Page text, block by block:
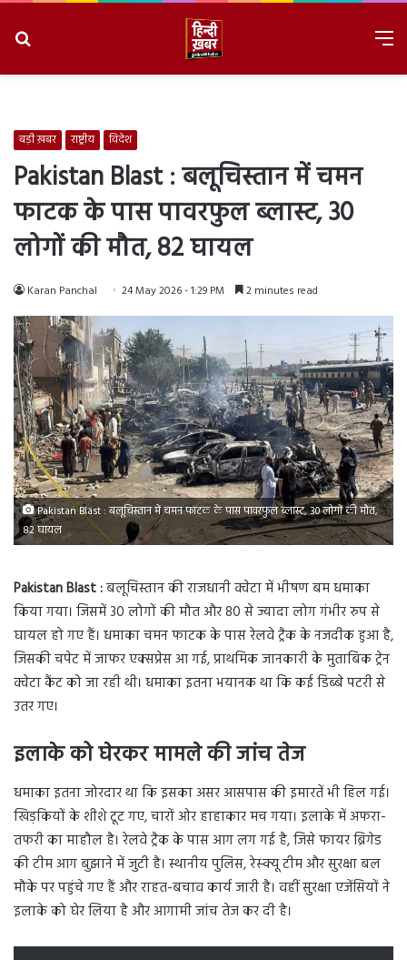
बड़ी ख़बर राष्ट्रीय विदेश
Pakistan Blast : बलूचिस्तान में चमन
फाटक के पास पावरफुल ब्लास्ट, 30
लोगों की मौत, 82 घायल
Karan Panchal 24 May 2026 - 1:29 PM 2 minutes read
Pakistan Blast : बलूचिस्तान में चमन फाटक के पास पावरफुल ब्लास्ट, 30 लोगों की मौत,
82 घायल
Pakistan Blast :बलूचिस्तान की राजधानी क्वेटा में भीषण बम धमाका
किया गया। जिसमें 30 लोगों की मौत और 80 से ज्यादा लोग गंभीर रुप से
घायल हो गए हैं। धमाका चमन फाटक के पास रेलवे ट्रैक के नजदीक हुआ है,
जिसकी चपेट में जाफर एक्सप्रेस आ गई, प्राथमिक जानकारी के मुताबिक ट्रेन
क्वेटा कैंट को जा रही थी। धमाका इतना भयानक था कि कई डिब्बे पटरी से
उतर गए।
इलाके को घेरकर मामले की जांच तेज
धमाका इतना जोरदार था कि इसका असर आसपास की इमारतें भी हिल गई।
खिड़कियों के शीशे टूट गए, चारों ओर हाहाकार मच गया। इलाके में अफरा-
तफरी का माहौल है। रेलवे ट्रैक के पास आग लग गई है, जिसे फायर ब्रिगेड
की टीम आग बुझाने में जुटी है। स्थानीय पुलिस, रेस्क्यू टीम और सुरक्षा बल
मौके पर पहुंचे गए हैं और राहत-बचाव कार्य जारी है। वहीं सुरक्षा एजेंसियों ने
इलाके को घेर लिया है और आगामी जांच तेज कर दी है।